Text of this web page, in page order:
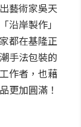
藝術家吳天
沿岸製作」
都在基隆正
手法包裝的
作者，也藉
更加圓滿！